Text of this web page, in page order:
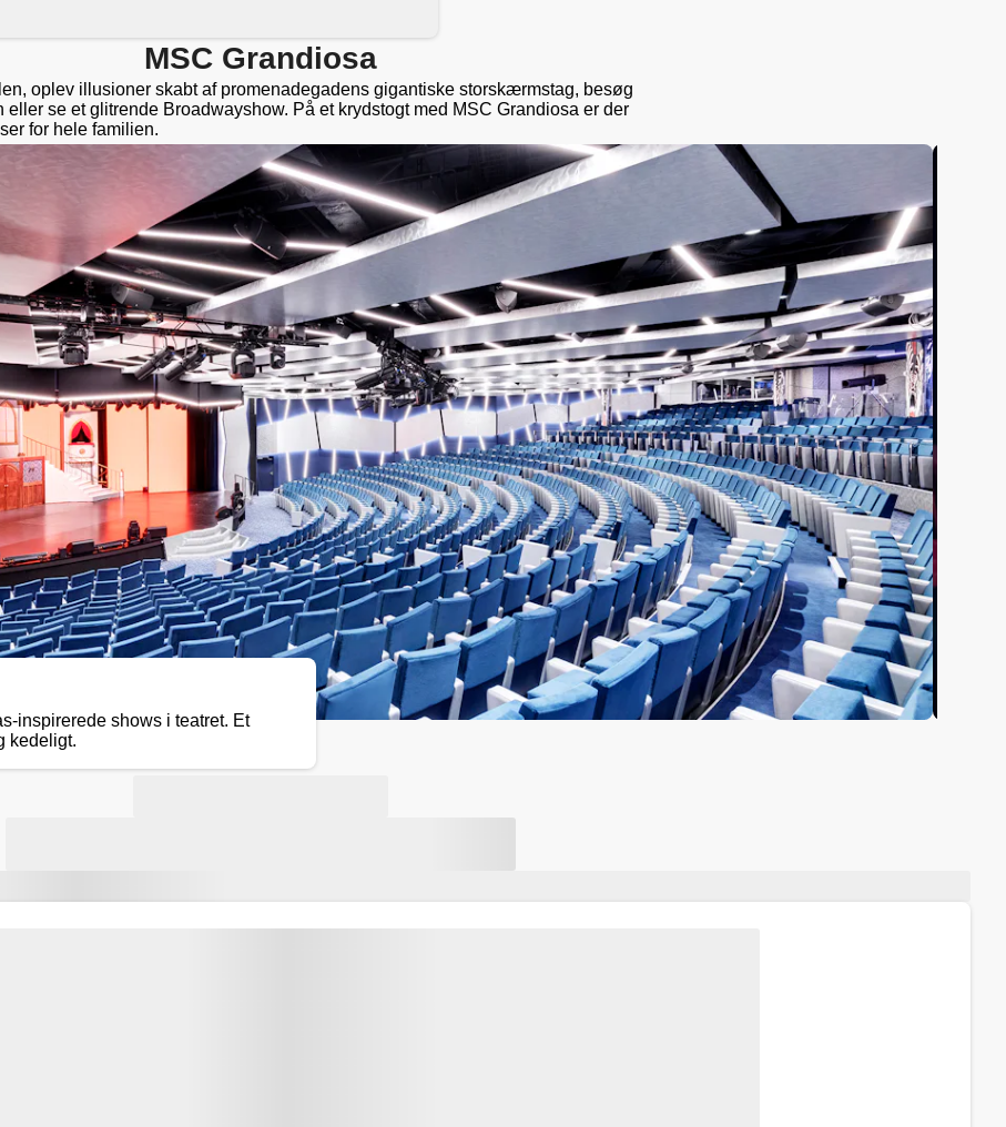
MSC Grandiosa
oplev illusioner skabt af promenadegadens gigantiske storskærmstag, besøg
eller se et glitrende Broadwayshow. På et krydstogt med MSC Grandiosa er der
for hele familien.
inspirerede shows i teatret. Et
kedeligt.